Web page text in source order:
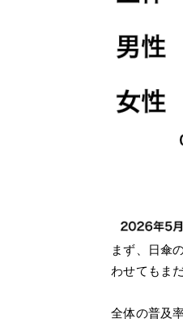
まず、日傘
わせてもま
全体の普及